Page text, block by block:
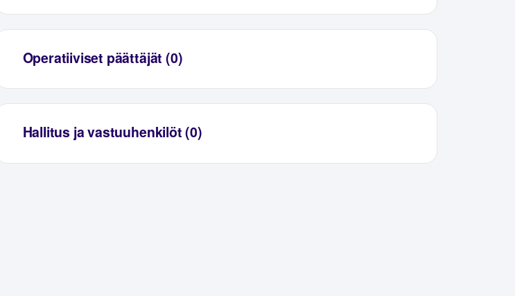
Operatiiviset päättäjät (0)
Hallitus ja vastuuhenkilöt (0)